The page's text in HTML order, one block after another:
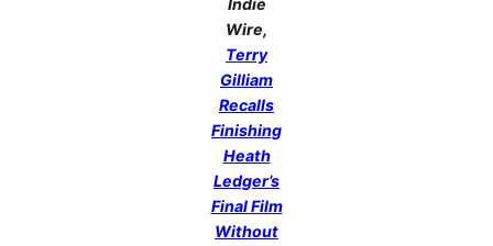
Indie
Wire,
Terry
Gilliam
Recalls
Finishing
Heath
Ledger’s
Final Film
Without